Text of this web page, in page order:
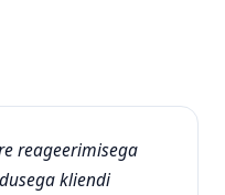
reageerimisega
kliendi